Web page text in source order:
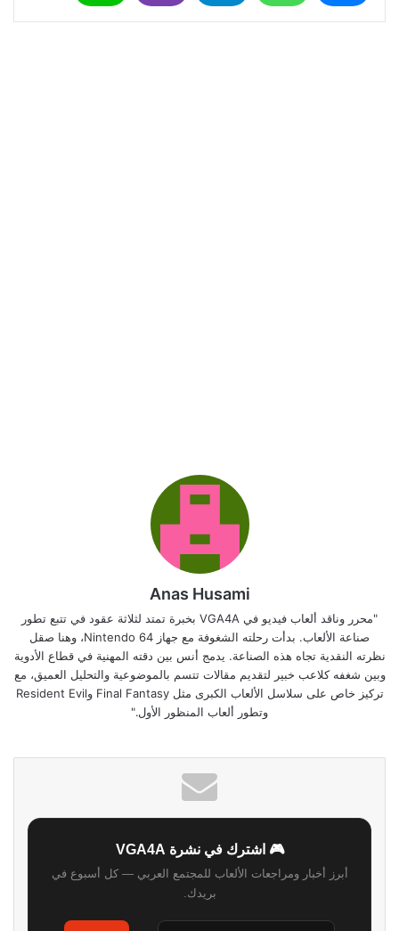
Anas Husami
"محرر وناقد ألعاب فيديو في VGA4A بخبرة تمتد لثلاثة عقود في تتبع تطور
صناعة الألعاب. بدأت رحلته الشغوفة مع جهاز Nintendo 64، وهنا صقل
نظرته النقدية تجاه هذه الصناعة. يدمج أنس بين دقته المهنية في قطاع الأدوية
وبين شغفه كلاعب خبير لتقديم مقالات تتسم بالموضوعية والتحليل العميق، مع
تركيز خاص على سلاسل الألعاب الكبرى مثل Final Fantasy وResident Evil
وتطور ألعاب المنظور الأول."
🎮 اشترك في نشرة VGA4A
أبرز أخبار ومراجعات الألعاب للمجتمع العربي — كل أسبوع في
بريدك.